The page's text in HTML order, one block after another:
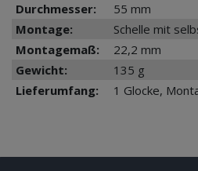
Durchmesser:
55 mm
Montage:
Schelle mit
Montagemaß:
22,2 mm
Gewicht:
135 g
Lieferumfang:
1 Glocke,